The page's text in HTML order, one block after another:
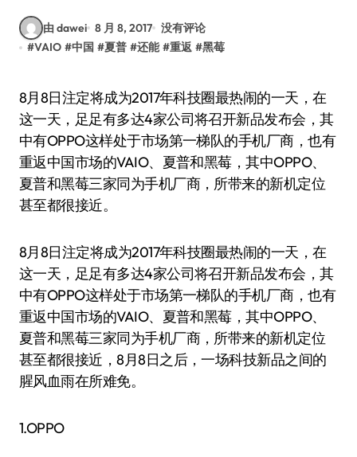
由 dawei 8 月 8, 2017 没有评论
#VAIO #中国 #夏普 #还能 #重返 #黑莓
8月8日注定将成为2017年科技圈最热闹的一天，在
这一天，足足有多达4家公司将召开新品发布会，其
中有OPPO这样处于市场第一梯队的手机厂商，也有
重返中国市场的VAIO、夏普和黑莓，其中OPPO、
夏普和黑莓三家同为手机厂商，所带来的新机定位
甚至都很接近。
8月8日注定将成为2017年科技圈最热闹的一天，在
这一天，足足有多达4家公司将召开新品发布会，其
中有OPPO这样处于市场第一梯队的手机厂商，也有
重返中国市场的VAIO、夏普和黑莓，其中OPPO、
夏普和黑莓三家同为手机厂商，所带来的新机定位
甚至都很接近，8月8日之后，一场科技新品之间的
腥风血雨在所难免。
1.OPPO